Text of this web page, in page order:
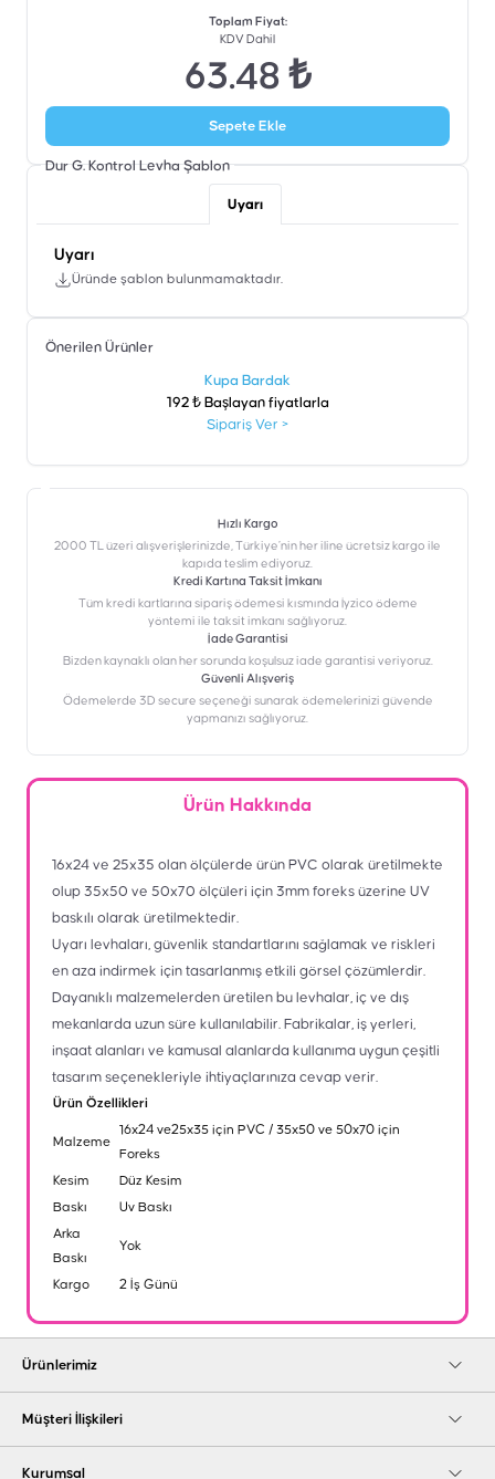
Toplam Fiyat:
KDV Dahil
63.48 ₺
Sepete Ekle
Dur G. Kontrol Levha Şablon
Uyarı
Uyarı
Üründe şablon bulunmamaktadır.
Önerilen Ürünler
Kupa Bardak
192 ₺ Başlayan fiyatlarla
Sipariş Ver >
Hızlı Kargo
2000 TL üzeri alışverişlerinizde, Türkiye’nin her iline ücretsiz kargo ile
kapıda teslim ediyoruz.
Kredi Kartına Taksit İmkanı
‎Tüm kredi kartlarına sipariş ödemesi kısmında İyzico ödeme
yöntemi ile taksit imkanı sağlıyoruz.
İade Garantisi
Bizden kaynaklı olan her sorunda koşulsuz iade garantisi veriyoruz.
Güvenli Alışveriş
Ödemelerde 3D secure seçeneği sunarak ödemelerinizi güvende
yapmanızı sağlıyoruz.
Ürün Hakkında
16x24 ve 25x35 olan ölçülerde ürün PVC olarak üretilmekte
olup 35x50 ve 50x70 ölçüleri için 3mm foreks üzerine UV
baskılı olarak üretilmektedir.
Uyarı levhaları, güvenlik standartlarını sağlamak ve riskleri
en aza indirmek için tasarlanmış etkili görsel çözümlerdir.
Dayanıklı malzemelerden üretilen bu levhalar, iç ve dış
mekanlarda uzun süre kullanılabilir. Fabrikalar, iş yerleri,
inşaat alanları ve kamusal alanlarda kullanıma uygun çeşitli
tasarım seçenekleriyle ihtiyaçlarınıza cevap verir.
Ürün Özellikleri
Malzeme
16x24 ve25x35 için PVC / 35x50 ve 50x70 için
Foreks
Kesim
Düz Kesim
Baskı
Uv Baskı
Arka
Baskı
Yok
Kargo 2 İş Günü
Ürünlerimiz
Müşteri İlişkileri
Kurumsal